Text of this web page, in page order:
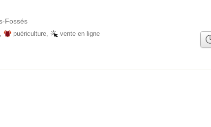
Fossés
, puériculture, vente en ligne